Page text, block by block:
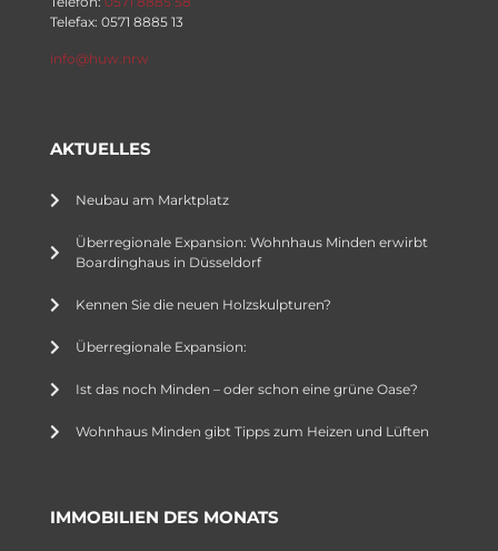
Telefax: 0571 8885 13
info@huw.nrw
AKTUELLES
Neubau am Marktplatz
Überregionale Expansion: Wohnhaus Minden erwirbt
Boardinghaus in Düsseldorf
Kennen Sie die neuen Holzskulpturen?
Überregionale Expansion:
Ist das noch Minden – oder schon eine grüne Oase?
Wohnhaus Minden gibt Tipps zum Heizen und Lüften
IMMOBILIEN DES MONATS